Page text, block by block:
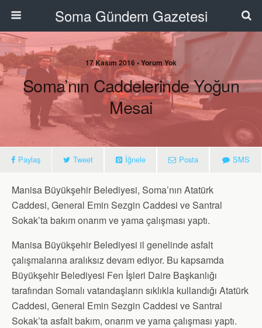
Soma Gündem Gazetesi
17 Kasım 2016 • Yorum Yok
Soma’nın Caddelerinde Yoğun
Mesai
Paylaş Tweet İğnele Posta SMS
Manisa Büyükşehir Belediyesi, Soma’nın Atatürk
Caddesi, General Emin Sezgin Caddesi ve Santral
Sokak’ta bakım onarım ve yama çalışması yaptı.
Manisa Büyükşehir Belediyesi il genelinde asfalt
çalışmalarına aralıksız devam ediyor. Bu kapsamda
Büyükşehir Belediyesi Fen İşleri Daire Başkanlığı
tarafından Somalı vatandaşların sıklıkla kullandığı Atatürk
Caddesi, General Emin Sezgin Caddesi ve Santral
Sokak’ta asfalt bakım, onarım ve yama çalışması yaptı.